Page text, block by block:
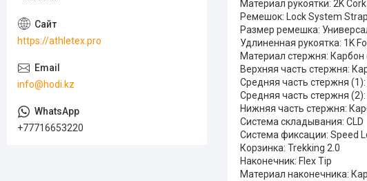
Материал рукоятки: 2K Cork
Ремешок: Lock System
Размер ремешка:
Удлиненная рукоятка: 1K
Материал стержня: Карбон
Верхняя часть стержня:
Средняя часть стержня
Средняя часть стержня
Нижняя часть стержня:
Система складывания: CLD
Система фиксации: Speed
Корзинка: Trekking 2.0
Наконечник: Flex Tip
Материал наконечника:
https://athletex.pro
info@hodi.kz
+77716653220